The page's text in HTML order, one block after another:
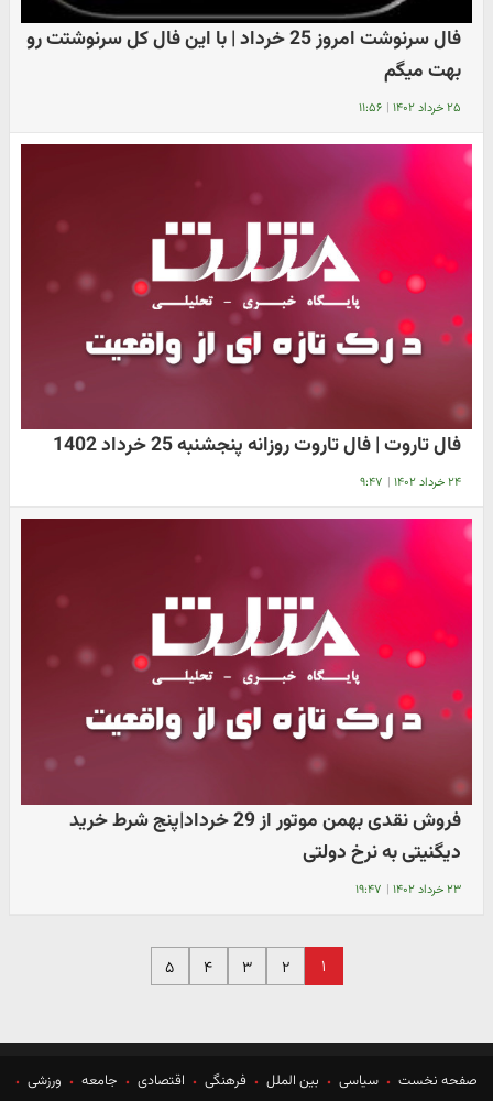
فال سرنوشت امروز 25 خرداد | با این فال کل سرنوشتت رو
بهت میگم
۲۵ خرداد ۱۴۰۲ | ۱۱:۵۶
فال تاروت | فال تاروت روزانه پنجشنبه 25 خرداد 1402
۲۴ خرداد ۱۴۰۲ | ۹:۴۷
فروش نقدی بهمن موتور از 29 خرداد|پنج شرط خرید
دیگنیتی به نرخ دولتی
۲۳ خرداد ۱۴۰۲ | ۱۹:۴۷
۱ ۲ ۳ ۴ ۵
صفحه نخست سیاسی بین الملل فرهنگی اقتصادی جامعه
ورزشی